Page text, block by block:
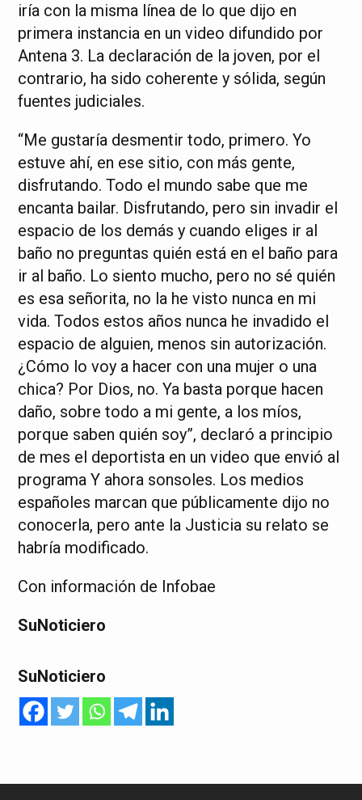
iría con la misma línea de lo que dijo en
primera instancia en un video difundido por
Antena 3. La declaración de la joven, por el
contrario, ha sido coherente y sólida, según
fuentes judiciales.
“Me gustaría desmentir todo, primero. Yo
estuve ahí, en ese sitio, con más gente,
disfrutando. Todo el mundo sabe que me
encanta bailar. Disfrutando, pero sin invadir el
espacio de los demás y cuando eliges ir al
baño no preguntas quién está en el baño para
ir al baño. Lo siento mucho, pero no sé quién
es esa señorita, no la he visto nunca en mi
vida. Todos estos años nunca he invadido el
espacio de alguien, menos sin autorización.
¿Cómo lo voy a hacer con una mujer o una
chica? Por Dios, no. Ya basta porque hacen
daño, sobre todo a mi gente, a los míos,
porque saben quién soy”, declaró a principio
de mes el deportista en un video que envió al
programa Y ahora sonsoles. Los medios
españoles marcan que públicamente dijo no
conocerla, pero ante la Justicia su relato se
habría modificado.
Con información de Infobae
SuNoticiero
SuNoticiero